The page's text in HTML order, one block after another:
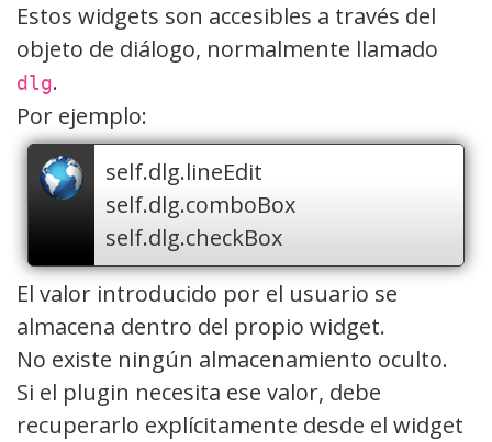
Estos widgets son accesibles a través del
objeto de diálogo, normalmente llamado
dlg.
Por ejemplo:
self.dlg.lineEdit
self.dlg.comboBox
self.dlg.checkBox
El valor introducido por el usuario se
almacena dentro del propio widget.
No existe ningún almacenamiento oculto.
Si el plugin necesita ese valor, debe
recuperarlo explícitamente desde el widget